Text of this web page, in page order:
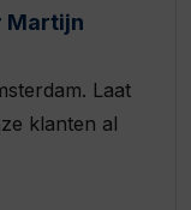
Martijn
Laat
klanten al